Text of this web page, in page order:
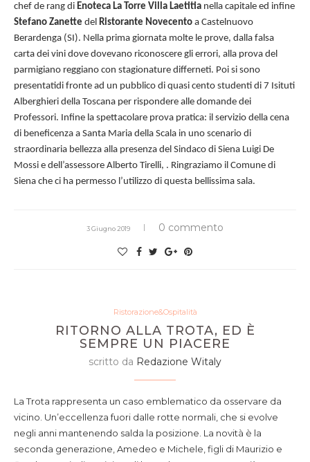
chef de rang di Enoteca La Torre Villa Laetitia nella capitale ed infine
Stefano Zanette del Ristorante Novecento a Castelnuovo
Berardenga (SI). Nella prima giornata molte le prove, dalla falsa
carta dei vini dove dovevano riconoscere gli errori, alla prova del
parmigiano reggiano con stagionature differneti. Poi si sono
presentatidi fronte ad un pubblico di quasi cento studenti di 7 Isituti
Alberghieri della Toscana per rispondere alle domande dei
Professori. Infine la spettacolare prova pratica: il servizio della cena
di beneficenza a Santa Maria della Scala in uno scenario di
straordinaria bellezza alla presenza del Sindaco di Siena Luigi De
Mossi e dell’assessore Alberto Tirelli, . Ringraziamo il Comune di
Siena che ci ha permesso l’utilizzo di questa bellissima sala.
3 Giugno 2019 0 commento
Ristorazione&Ospitalità
RITORNO ALLA TROTA, ED È
SEMPRE UN PIACERE
scritto da Redazione Witaly
La Trota rappresenta un caso emblematico da osservare da
vicino. Un’eccellenza fuori dalle rotte normali, che si evolve
negli anni mantenendo salda la posizione. La novità è la
seconda generazione, Amedeo e Michele, figli di Maurizio e